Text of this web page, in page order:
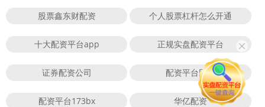
股票鑫东财配资 个人股票杠杆怎么开通
十大配资平台app 正规实盘配资平台
证券配资公司 配资平台网站
配资平台173bx 华亿配资